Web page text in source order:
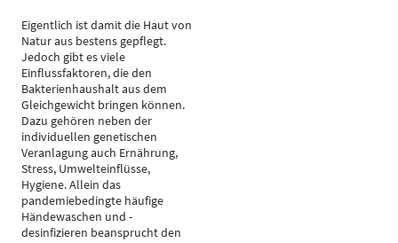
Eigentlich ist damit die Haut von
Natur aus bestens gepflegt.
Jedoch gibt es viele
Einflussfaktoren, die den
Bakterienhaushalt aus dem
Gleichgewicht bringen können.
Dazu gehören neben der
individuellen genetischen
Veranlagung auch Ernährung,
Stress, Umwelteinflüsse,
Hygiene. Allein das
pandemiebedingte häufige
Händewaschen und -
desinfizieren beansprucht den